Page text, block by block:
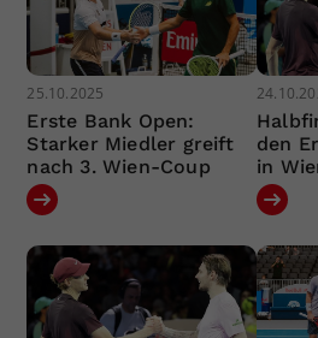
25.10.2025
Erste Bank Open:
Starker Miedler greift
nach 3. Wien-Coup
den
in